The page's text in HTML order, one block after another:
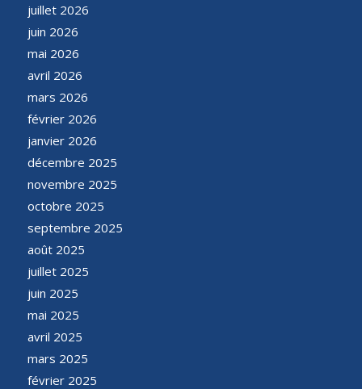
juillet 2026
juin 2026
mai 2026
avril 2026
mars 2026
février 2026
janvier 2026
décembre 2025
novembre 2025
octobre 2025
septembre 2025
août 2025
juillet 2025
juin 2025
mai 2025
avril 2025
mars 2025
février 2025